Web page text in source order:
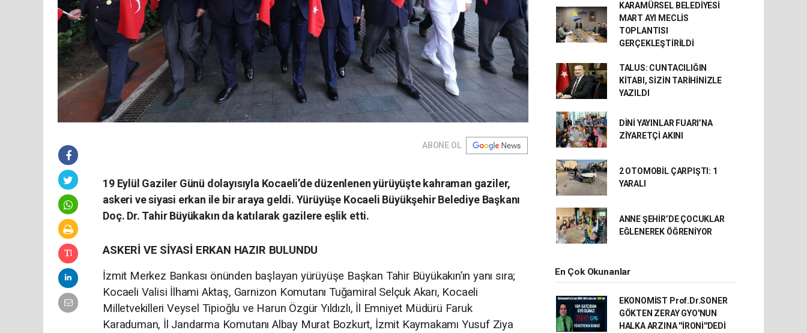
ABONE OL
19 Eylül Gaziler Günü dolayısıyla Kocaeli’de düzenlenen yürüyüşte kahraman gaziler,
askeri ve siyasi erkan ile bir araya geldi. Yürüyüşe Kocaeli Büyükşehir Belediye Başkanı
Doç. Dr. Tahir Büyükakın da katılarak gazilere eşlik etti.
ASKERİ VE SİYASİ ERKAN HAZIR BULUNDU
İzmit Merkez Bankası önünden başlayan yürüyüşe Başkan Tahir Büyükakın’ın yanı sıra;
Kocaeli Valisi İlhami Aktaş, Garnizon Komutanı Tuğamiral Selçuk Akarı, Kocaeli
Milletvekilleri Veysel Tipioğlu ve Harun Özgür Yıldızlı, İl Emniyet Müdürü Faruk
Karaduman, İl Jandarma Komutanı Albay Murat Bozkurt, İzmit Kaymakamı Yusuf Ziya
KARAMÜRSEL BELEDİYESİ
MART AYI MECLİS
TOPLANTISI
GERÇEKLEŞTİRİLDİ
TALUS: CUNTACILIĞIN
KİTABI, SİZİN TARİHİNİZLE
YAZILDI
DİNİ YAYINLAR FUARI’NA
ZİYARETÇİ AKINI
2 OTOMOBİL ÇARPIŞTI: 1
YARALI
ANNE ŞEHİR’DE ÇOCUKLAR
EĞLENEREK ÖĞRENİYOR
En Çok Okunanlar
EKONOMİST Prof.Dr.SONER
GÖKTEN ZERAY GYO'NUN
HALKA ARZINA ''İRONİ''DEDİ